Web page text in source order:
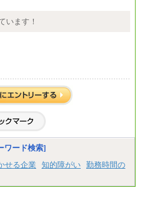
アサイトよりご確認ください。
～230,000円＋地域間調整給
アサイトよりご確認ください。
ケーションデザイン
円
20,000円（一律支給）※みなし
は10.43時間。
外手当等を支給。
います！
ワード検索]
せる企業 知的障がい 勤務時間の